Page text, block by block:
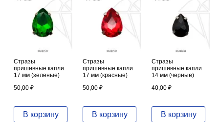
Стразы
пришивные капли
17 мм (зеленые)
50,00 ₽
В корзину
Стразы
пришивные капли
17 мм (красные)
50,00 ₽
В корзину
Стразы
пришивные капли
14 мм (черные)
40,00 ₽
В корзину